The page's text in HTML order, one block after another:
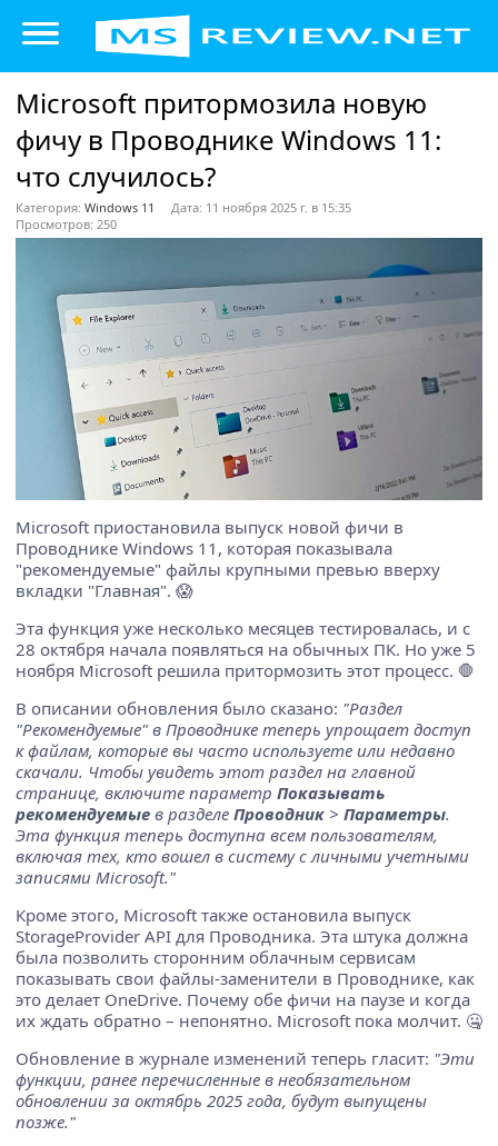
Microsoft притормозила новую
фичу в Проводнике Windows 11:
что случилось?
Категория: Windows 11
Дата: 11 ноября 2025 г. в 15:35
Просмотров: 250
Microsoft приостановила выпуск новой фичи в
Проводнике Windows 11, которая показывала
"рекомендуемые" файлы крупными превью вверху
вкладки "Главная". 😱
Эта функция уже несколько месяцев тестировалась, и с
28 октября начала появляться на обычных ПК. Но уже 5
ноября Microsoft решила притормозить этот процесс. 🛑
В описании обновления было сказано: "Раздел
"Рекомендуемые" в Проводнике теперь упрощает доступ
к файлам, которые вы часто используете или недавно
скачали. Чтобы увидеть этот раздел на главной
странице, включите параметр Показывать
рекомендуемые в разделе Проводник > Параметры.
Эта функция теперь доступна всем пользователям,
включая тех, кто вошел в систему с личными учетными
записями Microsoft."
Кроме этого, Microsoft также остановила выпуск
StorageProvider API для Проводника. Эта штука должна
была позволить сторонним облачным сервисам
показывать свои файлы-заменители в Проводнике, как
это делает OneDrive. Почему обе фичи на паузе и когда
их ждать обратно – непонятно. Microsoft пока молчит. 🤐
Обновление в журнале изменений теперь гласит: "Эти
функции, ранее перечисленные в необязательном
обновлении за октябрь 2025 года, будут выпущены
позже."